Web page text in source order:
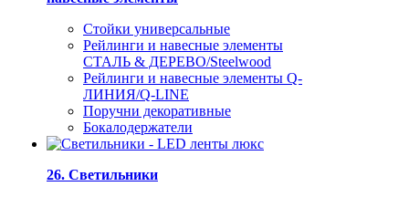
Стойки универсальные
Рейлинги и навесные элементы
СТАЛЬ & ДЕРЕВО/Steelwood
Рейлинги и навесные элементы Q-
ЛИНИЯ/Q-LINE
Поручни декоративные
Бокалодержатели
26. Светильники